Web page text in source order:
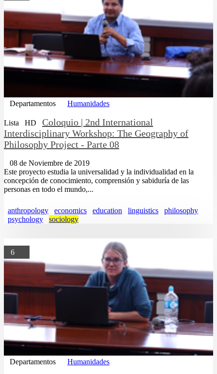
Departamentos Humanidades
Lista HD
Coloquio | 2nd International
Interdisciplinary Workshop: The Geography of
Philosophy Project - Parte 08
08 de Noviembre de 2019
Este proyecto estudia la universalidad y la individualidad en la
concepción de conocimiento, comprensión y sabiduría de las
personas en todo el mundo,...
anthropology economics education linguistics
philosophy
psychology
sociology
6
Departamentos Humanidades